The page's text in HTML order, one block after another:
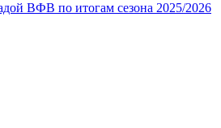
ВФВ по итогам сезона 2025/2026